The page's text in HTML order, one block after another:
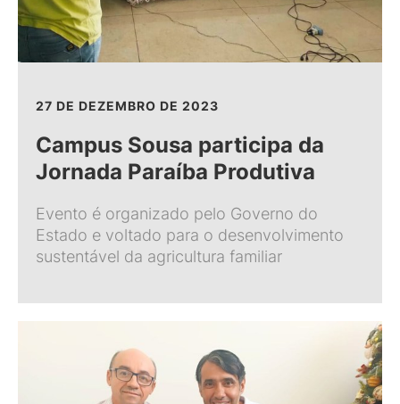
27 DE DEZEMBRO DE 2023
Campus Sousa participa da
Jornada Paraíba Produtiva
Evento é organizado pelo Governo do
Estado e voltado para o desenvolvimento
sustentável da agricultura familiar